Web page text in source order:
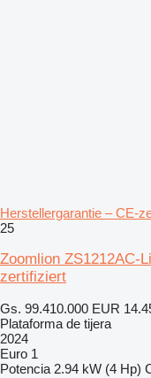
Herstellergarantie – CE-
25
Zoomlion ZS1212AC-
zertifiziert
Gs. 99.410.000 EUR
Plataforma de tijera
2024
Euro 1
Potencia 2.94 kW (4 Hp)